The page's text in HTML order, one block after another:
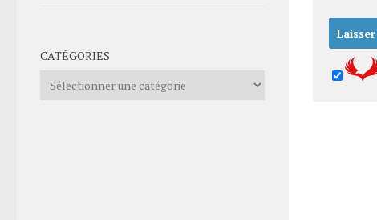
CATÉGORIES
Catégories